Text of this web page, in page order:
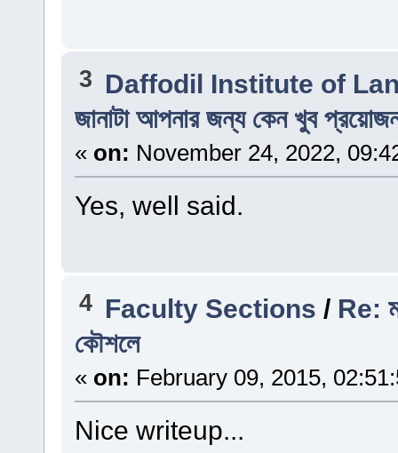
3 Daffodil Institute of
জানাটা আপনার জন্য কেন খুব
« on: November 24, 2022,
Yes, well said.
4 Faculty Sections / Re:
কৌশলে
« on: February 09, 2015,
Nice writeup...